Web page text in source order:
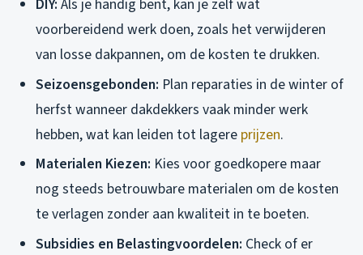
DIY: Als je handig bent, kan je zelf wat
voorbereidend werk doen, zoals het verwijderen
van losse dakpannen, om de kosten te drukken.
Seizoensgebonden: Plan reparaties in de winter of
herfst wanneer dakdekkers vaak minder werk
hebben, wat kan leiden tot lagere prijzen.
Materialen Kiezen: Kies voor goedkopere maar
nog steeds betrouwbare materialen om de kosten
te verlagen zonder aan kwaliteit in te boeten.
Subsidies en Belastingvoordelen: Check of er